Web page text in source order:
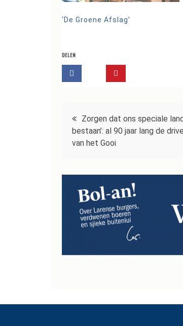
‘De Groene Afslag’
DELEN
Bericht
navigatie
Zorgen dat ons speciale
bestaan’: al 90 jaar lang de
van het Gooi